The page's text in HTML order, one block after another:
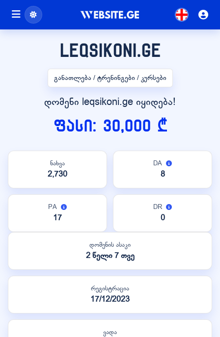
leqsikoni.ge
განათლება / ტრენინგები / კურსები
დომენი leqsikoni.ge იყიდება!
ფასი: 30,000 ₾
ნახვა
2,730
DA
8
PA
17
DR
0
დომენის ასაკი
2 წელი 7 თვე
რეგისტრაცია
17/12/2023
ვადა